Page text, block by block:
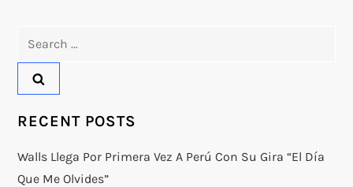
RECENT POSTS
Walls Llega Por Primera Vez A Perú Con Su Gira “El Día
Que Me Olvides”